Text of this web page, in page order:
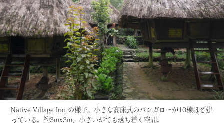
Native Village Inn の様子。小さな高床式のバンガローが10棟ほど建
っている。約3mx3m、小さいがても落ち着く空間。